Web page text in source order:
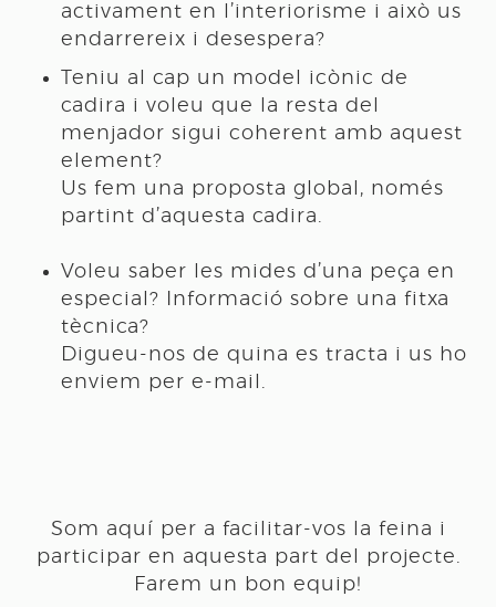
activament en l’interiorisme i això us
endarrereix i desespera?
Teniu al cap un model icònic de
cadira i voleu que la resta del
menjador sigui coherent amb aquest
element?
Us fem una proposta global, només
partint d’aquesta cadira.
Voleu saber les mides d’una peça en
especial? Informació sobre una fitxa
tècnica?
Digueu-nos de quina es tracta i us ho
enviem per e-mail.
Som aquí per a facilitar-vos la feina i
participar en aquesta part del projecte.
Farem un bon equip!